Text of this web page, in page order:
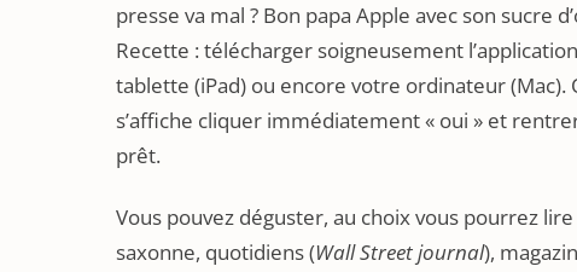
presse va mal ? Bon papa Apple avec son sucre
Recette : télécharger soigneusement
tablette (iPad) ou encore votre ordinateur (Mac).
s’affiche cliquer immédiatement « oui » et
prêt.
Vous pouvez déguster, au choix vous pourrez
saxonne, quotidiens (Wall Street journal),